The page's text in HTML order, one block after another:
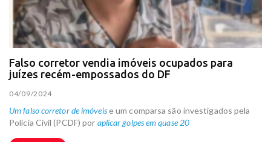
Falso corretor vendia imóveis ocupados para
juízes recém-empossados do DF
04/09/2024
Um falso corretor de imóveise um comparsa são investigados pela
Polícia Civil (PCDF) por aplicar golpes em quase 20